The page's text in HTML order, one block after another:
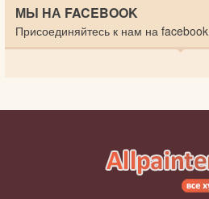
МЫ НА FACEBOOK
Присоединяйтесь к нам на facebook